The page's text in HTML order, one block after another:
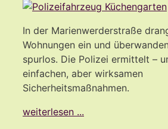
In der Marienwerderstraße
Wohnungen ein und
spurlos. Die Polizei ermittelt –
einfachen, aber wirksamen
Sicherheitsmaßnahmen.
weiterlesen ...